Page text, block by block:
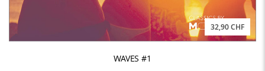
32,90 CHF
WAVES #1